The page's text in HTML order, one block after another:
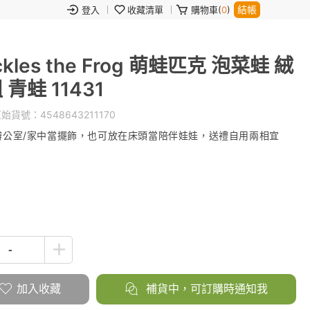
登入 收藏清單 購物車(0) 結帳
the Frog 萌蛙匹克 泡菜蛙 絨
蛙 11431
貨號： 4548643211170
室/家中當擺飾，也可放在床頭當陪伴娃娃，送禮自用兩相宜
加入收藏 補貨中，可訂購時通知我